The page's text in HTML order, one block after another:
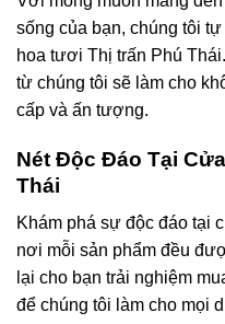
sống của bạn, chúng tôi
hoa tươi Thị trấn Phú
từ chúng tôi sẽ làm cho
cấp và ấn tượng.
Nét Độc Đáo Tại
Thái
Khám phá sự độc đáo tại
nơi mỗi sản phẩm đều
lại cho bạn trải nghiệm
để chúng tôi làm cho mọi